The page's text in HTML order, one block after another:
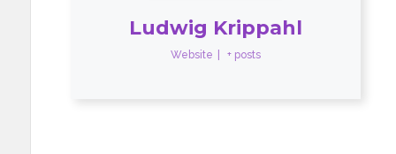
Ludwig Krippahl
Website + posts